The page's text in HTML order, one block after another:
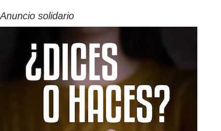
Anuncio solidario